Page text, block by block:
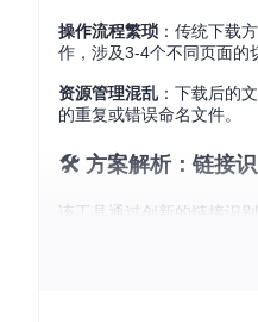
操作流程繁琐 ：传统下载
作，涉及3-4个不同页面的
资源管理混乱 ：下载后的
的重复或错误命名文件。
🛠️ 方案解析：链接
该工具通过创新的链接识